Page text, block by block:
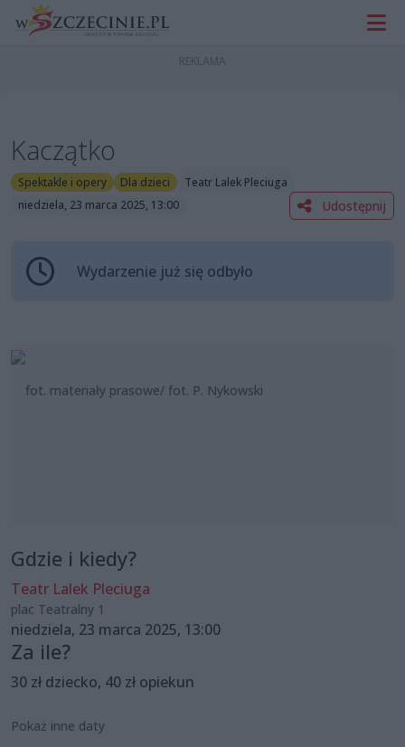
Kaczątko
Spektakle i opery Dla dzieci
Teatr Lalek Pleciuga
niedziela, 23 marca 2025, 13:00
Udostępnij
Wydarzenie już się odbyło
fot. materiały prasowe/ fot. P. Nykowski
Gdzie i kiedy?
Teatr Lalek Pleciuga
plac Teatralny 1
niedziela, 23 marca 2025, 13:00
Za ile?
30 zł dziecko, 40 zł opiekun
Pokaż inne daty